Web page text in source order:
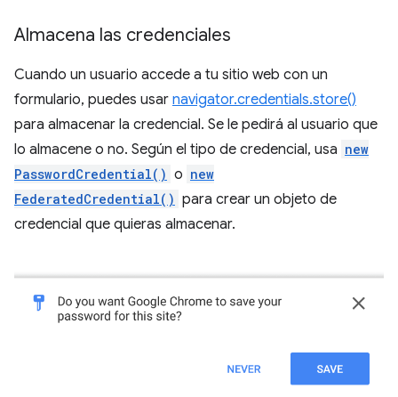
Almacena las credenciales
Cuando un usuario accede a tu sitio web con un
formulario, puedes usar navigator.credentials.store()
para almacenar la credencial. Se le pedirá al usuario que
lo almacene o no. Según el tipo de credencial, usa new
PasswordCredential() o new
FederatedCredential() para crear un objeto de
credencial que quieras almacenar.